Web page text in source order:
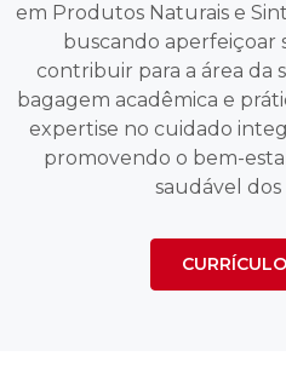
em Produtos Naturais e
buscando aperfeiçoar
contribuir para a área da
bagagem acadêmica e
expertise no cuidado
promovendo o bem-
saudável